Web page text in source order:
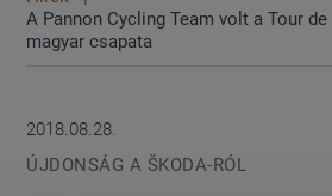
A Pannon Cycling Team volt a Tour
magyar csapata
2018.08.28.
ÚJDONSÁG A ŠKODA-RÓL